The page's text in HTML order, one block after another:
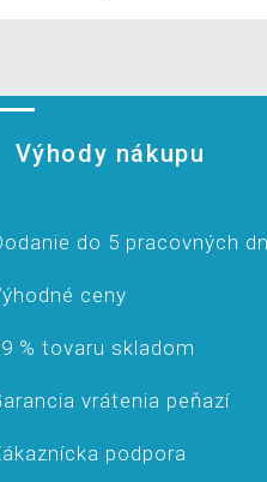
Výhody nákupu
do 5 pracovných
ceny
% tovaru skladom
vrátenia peňazí
podpora